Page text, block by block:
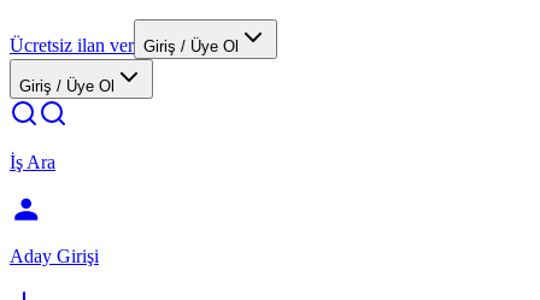
Ücretsiz ilan ver Giriş / Üye Ol
Giriş / Üye Ol
İş Ara
Aday Girişi